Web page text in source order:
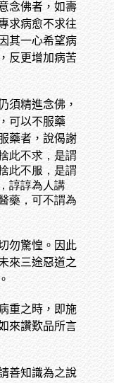
念佛者，如壽
求病愈不求往
其一心希望病
反更增加病苦
須精進念佛，
可以不服藥
藥者，說偈謝
此不求，是謂
此不服，是謂
諄諄為人講
藥，可不謂為
勿驚惶。因此
來三途惡道之
重之時，即施
來讚歎品所言
善知識為之說